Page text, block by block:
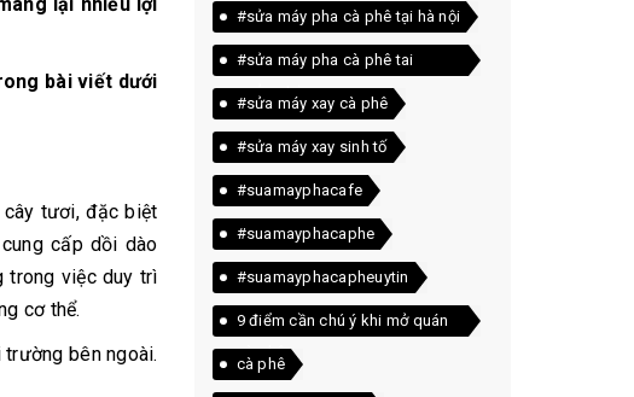
bài viết dưới
cây tươi, đặc biệt
cấp dồi dào
trong việc duy trì
cơ thể.
bên ngoài.
#sửa máy pha cà phê tại hà nội
#sửa máy pha cà phê tai
quảng trị
#sửa máy xay cà phê
#sửa máy xay sinh tố
#suamayphacafe
#suamayphacaphe
#suamayphacapheuytin
9 điểm cần chú ý khi mở quán
cà phê
cà phê